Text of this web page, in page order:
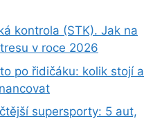
kontrola (STK). Jak na
v roce 2026
po řidičáku: kolik stojí a
supersporty: 5 aut,